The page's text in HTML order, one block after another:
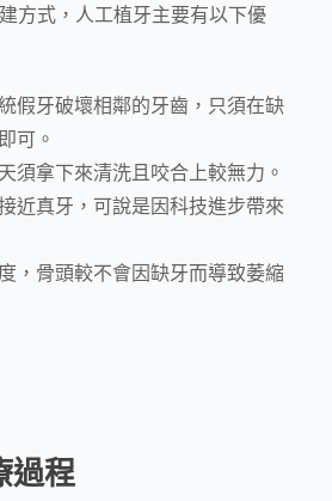
方式，人工植牙主要有以下優
假牙破壞相鄰的牙齒，只須在缺
可。
須拿下來清洗且咬合上較無力。
近真牙，可說是因科技進步帶來
，骨頭較不會因缺牙而導致萎縮
過程